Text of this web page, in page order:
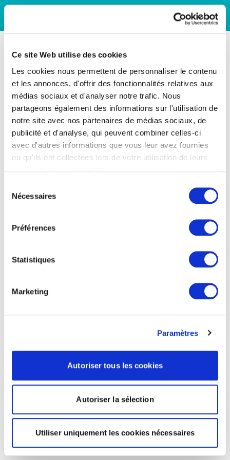
Ce site Web utilise des cookies
Les cookies nous permettent de personnaliser le contenu
et les annonces, d'offrir des fonctionnalités relatives aux
médias sociaux et d'analyser notre trafic. Nous
partageons également des informations sur l'utilisation de
notre site avec nos partenaires de médias sociaux, de
publicité et d'analyse, qui peuvent combiner celles-ci
avec d'autres informations que vous leur avez fournies
ou qu'ils ont collectées lors de votre utilisation de leurs
Nécessaires
Préférences
Statistiques
Marketing
Paramètres
Autoriser tous les cookies
Autoriser la sélection
Utiliser uniquement les cookies nécessaires